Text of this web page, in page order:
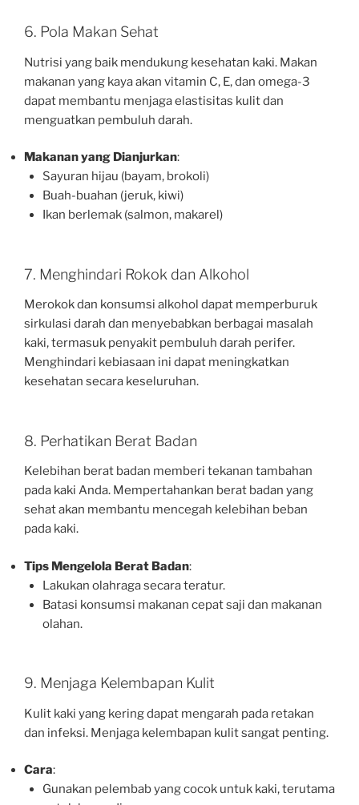
6. Pola Makan Sehat
Nutrisi yang baik mendukung kesehatan kaki. Makan
makanan yang kaya akan vitamin C, E, dan omega-3
dapat membantu menjaga elastisitas kulit dan
menguatkan pembuluh darah.
Makanan yang Dianjurkan:
Sayuran hijau (bayam, brokoli)
Buah-buahan (jeruk, kiwi)
Ikan berlemak (salmon, makarel)
7. Menghindari Rokok dan Alkohol
Merokok dan konsumsi alkohol dapat memperburuk
sirkulasi darah dan menyebabkan berbagai masalah
kaki, termasuk penyakit pembuluh darah perifer.
Menghindari kebiasaan ini dapat meningkatkan
kesehatan secara keseluruhan.
8. Perhatikan Berat Badan
Kelebihan berat badan memberi tekanan tambahan
pada kaki Anda. Mempertahankan berat badan yang
sehat akan membantu mencegah kelebihan beban
pada kaki.
Tips Mengelola Berat Badan:
Lakukan olahraga secara teratur.
Batasi konsumsi makanan cepat saji dan makanan
olahan.
9. Menjaga Kelembapan Kulit
Kulit kaki yang kering dapat mengarah pada retakan
dan infeksi. Menjaga kelembapan kulit sangat penting.
Cara:
Gunakan pelembab yang cocok untuk kaki, terutama